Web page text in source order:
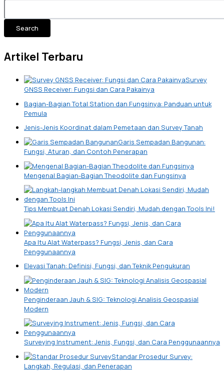
Search
Artikel Terbaru
Survey
GNSS Receiver: Fungsi dan Cara Pakainya
Bagian-Bagian Total Station dan Fungsinya: Panduan untuk
Pemula
Jenis-Jenis Koordinat dalam Pemetaan dan Survey Tanah
Garis Sempadan Bangunan:
Fungsi, Aturan, dan Contoh Penerapan
Mengenal Bagian-Bagian Theodolite dan Fungsinya
Tips Membuat Denah Lokasi Sendiri, Mudah dengan Tools Ini!
Apa Itu Alat Waterpass? Fungsi, Jenis, dan Cara
Penggunaannya
Elevasi Tanah: Definisi, Fungsi, dan Teknik Pengukuran
Penginderaan Jauh & SIG: Teknologi Analisis Geospasial
Modern
Surveying Instrument: Jenis, Fungsi, dan Cara Penggunaannya
Standar Prosedur Survey:
Langkah, Regulasi, dan Penerapan